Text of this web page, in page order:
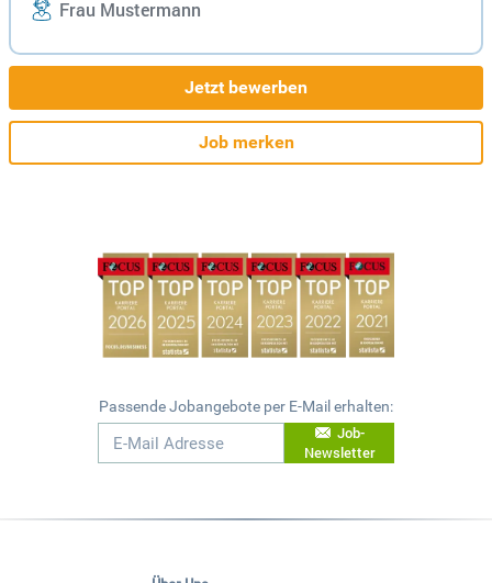
Frau Mustermann
Jetzt bewerben
Job merken
Passende Jobangebote per E-Mail erhalten:
Job-
Newsletter